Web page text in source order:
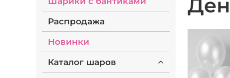
Распродажа
Новинки
Каталог шаров